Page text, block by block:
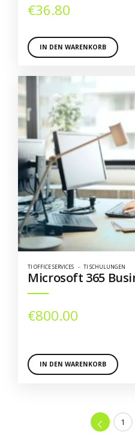
€36.80
IN DEN WARENKORB
TI OFFICE SERVICES TI SCHULUNGEN
Microsoft 365
€800.00
IN DEN WARENKORB
← 1